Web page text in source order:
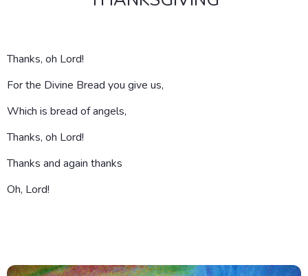
Thanks, oh Lord!
For the Divine Bread you give us,
Which is bread of angels,
Thanks, oh Lord!
Thanks and again thanks
Oh, Lord!